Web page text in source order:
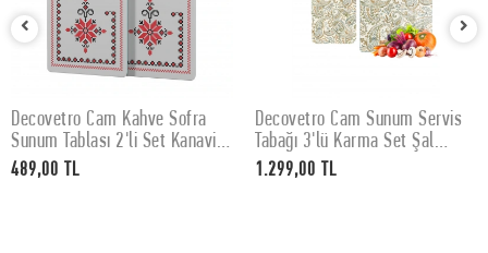
SEPETE EKLE
Decovetro Cam Kahve Sofra
Sunum Tablası 2'li Set Kanaviçe
Desenli 30 x 15 cm
489,00 TL
SEPETE EKLE
Decovetro Cam Sunum Servis
Tabağı 3'lü Karma Set Şal
Desenli
1.299,00 TL